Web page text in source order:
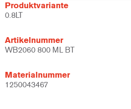
Produktvariante
0.8LT
Artikelnummer
WB2060 800 ML BT
Materialnummer
1250043467